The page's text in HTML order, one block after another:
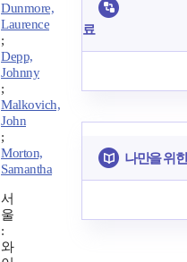
Dunmore,
Laurence
;
Depp,
Johnny
;
Malkovich,
John
;
Morton,
Samantha
서
울
:
와
료
나만을 위